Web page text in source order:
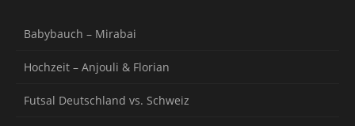
Babybauch – Mirabai
Hochzeit – Anjouli & Florian
Futsal Deutschland vs. Schweiz